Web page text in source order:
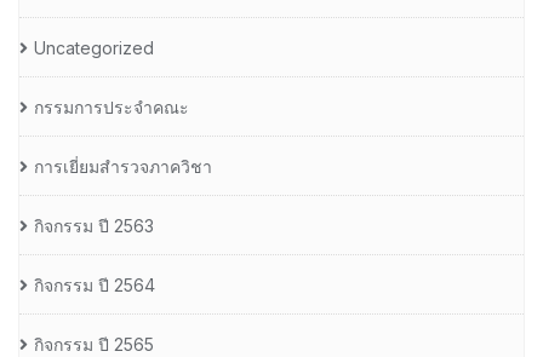
Uncategorized
กรรมการประจำคณะ
การเยี่ยมสำรวจภาควิชา
กิจกรรม ปี 2563
กิจกรรม ปี 2564
กิจกรรม ปี 2565